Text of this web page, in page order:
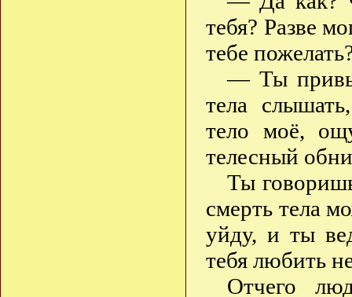
тебя? Разве
тебе
— Ты
тела
тело моё,
телесный
Ты
смерть тела
уйду, и ты
тебя любить
Отчего